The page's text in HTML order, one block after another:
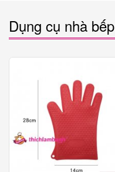
Dụng cụ nhà bếp